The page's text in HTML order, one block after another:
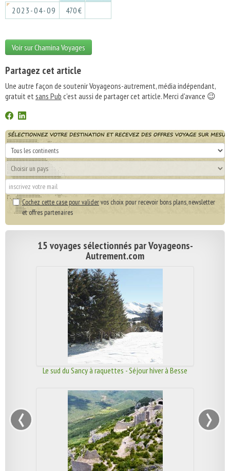
2023-04-09
470 €
Voir sur Chamina Voyages
Partagez cet article
Une autre façon de soutenir Voyageons-autrement, média indépendant,
gratuit etsans Pub c'est aussi de partager cet article. Merci d'avance 😉
Cochez cette case pour validervos choix pour recevoir bons plans, newsletter
et offres partenaires
15 voyages sélectionnés par Voyageons-
Autrement.com
Le sud du Sancy à raquettes - Séjour hiver à Besse
‹ ›